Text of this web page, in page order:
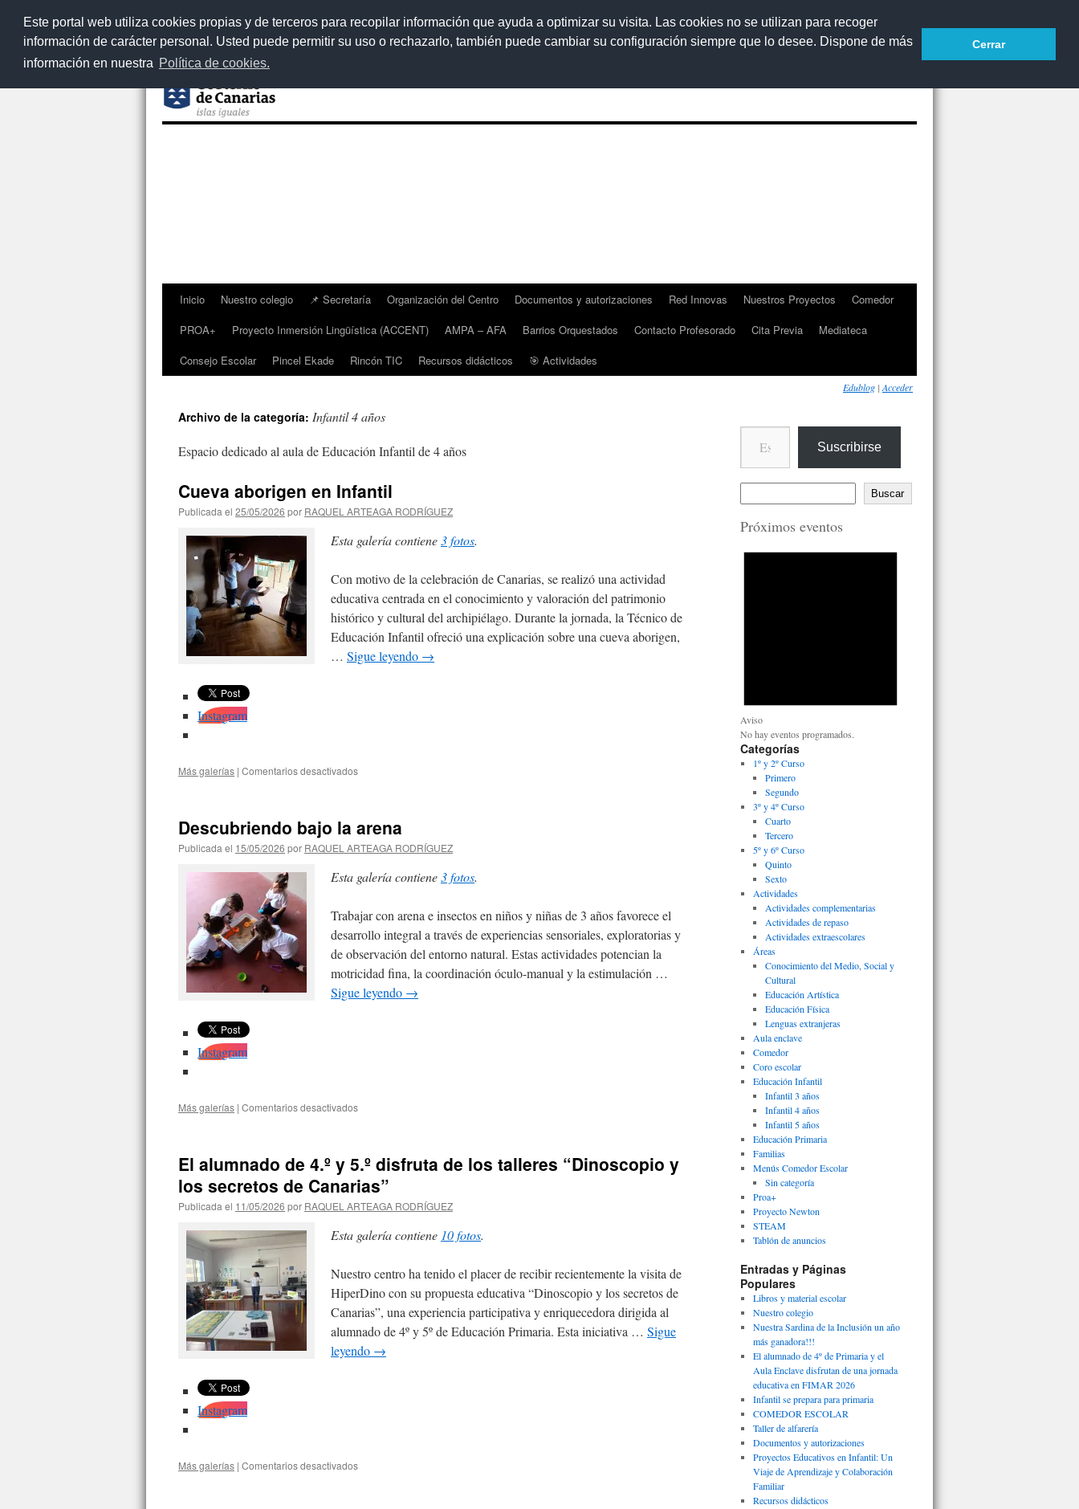
Este portal web utiliza cookies propias y de terceros para recopilar información que ayuda a optimizar su visita. Las cookies no se utilizan para recoger
información de carácter personal. Usted puede permitir su uso o rechazarlo, también puede cambiar su configuración siempre que lo desee. Dispone de más
información en nuestra Política de cookies.
Cerrar
Accesibilidad
Saltar
contenido
Inicio Nuestro colegio 📌 Secretaría Organización del Centro Documentos y autorizaciones Red Innovas Nuestros Proyectos
Comedor
PROA+
Proyecto Inmersión Lingüística (ACCENT) AMPA – AFA Barrios Orquestados Contacto Profesorado Cita Previa
Mediateca
Consejo Escolar
Pincel Ekade Rincón TIC Recursos didácticos 🎯 Actividades
Edublog | Acceder
Archivo de la categoría: Infantil 4 años
Espacio dedicado al aula de Educación Infantil de 4 años
Cueva aborigen en Infantil
Publicada el 25/05/2026 por RAQUEL ARTEAGA RODRÍGUEZ
Esta galería contiene3 fotos.
Con motivo de la celebración de Canarias, se realizó una actividad
educativa centrada en el conocimiento y valoración del patrimonio
histórico y cultural del archipiélago. Durante la jornada, la Técnico de
Educación Infantil ofreció una explicación sobre una cueva aborigen,
… Sigue leyendo →
Instagram
Más galerías | Comentarios desactivados
Infantil
Descubriendo bajo la arena
Publicada el 15/05/2026 por RAQUEL ARTEAGA RODRÍGUEZ
Esta galería contiene3 fotos.
Trabajar con arena e insectos en niños y niñas de 3 años favorece el
desarrollo integral a través de experiencias sensoriales, exploratorias y
de observación del entorno natural. Estas actividades potencian la
motricidad fina, la coordinación óculo-manual y la estimulación …
Sigue leyendo →
Instagram
Más galerías | Comentarios desactivados
arena
El alumnado de 4.º y 5.º disfruta de los talleres “Dinoscopio y
los secretos de Canarias”
Publicada el 11/05/2026 por RAQUEL ARTEAGA RODRÍGUEZ
Esta galería contiene 10 fotos.
Nuestro centro ha tenido el placer de recibir recientemente la visita de
HiperDino con su propuesta educativa “Dinoscopio y los secretos de
Canarias”, una experiencia participativa y enriquecedora dirigida al
alumnado de 4º y 5º de Educación Primaria. Esta iniciativa … Sigue
leyendo →
Instagram
Más galerías | Comentarios desactivados
Escribe tu correo electrónico…
Suscribirse
Buscar
Próximos eventos
Aviso
No hay eventos programados.
Categorías
1º y 2º Curso
Primero
Segundo
3º y 4º Curso
Cuarto
Tercero
5º y 6º Curso
Quinto
Sexto
Actividades
Actividades complementarias
Actividades de repaso
Actividades extraescolares
Áreas
Conocimiento del Medio, Social y
Cultural
Educación Artística
Educación Física
Lenguas extranjeras
Aula enclave
Comedor
Coro escolar
Educación Infantil
Infantil 3 años
Infantil 4 años
Infantil 5 años
Educación Primaria
Familias
Menús Comedor Escolar
Sin categoría
Proa+
Proyecto Newton
STEAM
Tablón de anuncios
Entradas y Páginas
Populares
Libros y material escolar
Nuestro colegio
Nuestra Sardina de la Inclusión un año
más ganadora!!!
El alumnado de 4º de Primaria y el
Aula Enclave disfrutan de una jornada
educativa en FIMAR 2026
Infantil se prepara para primaria
COMEDOR ESCOLAR
Taller de alfarería
Documentos y autorizaciones
Proyectos Educativos en Infantil: Un
Viaje de Aprendizaje y Colaboración
Familiar
Recursos didácticos